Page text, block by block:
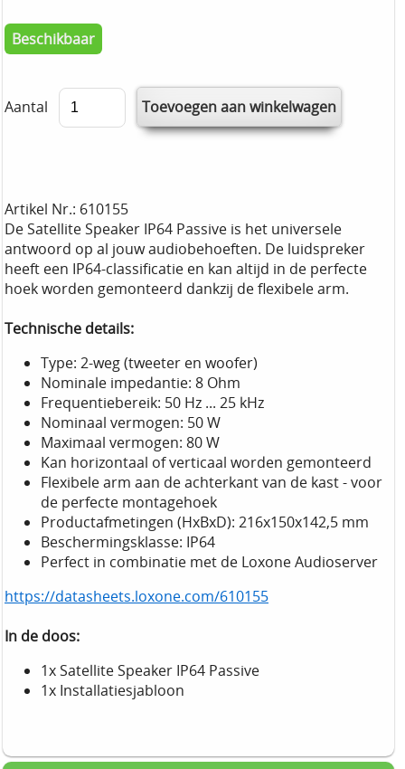
Beschikbaar
Aantal
Artikel Nr.: 610155
De Satellite Speaker IP64 Passive is het universele
antwoord op al jouw audiobehoeften. De luidspreker
heeft een IP64-classificatie en kan altijd in de perfecte
hoek worden gemonteerd dankzij de flexibele arm.
Technische details:
Type: 2-weg (tweeter en woofer)
Nominale impedantie: 8 Ohm
Frequentiebereik: 50 Hz ... 25 kHz
Nominaal vermogen: 50 W
Maximaal vermogen: 80 W
Kan horizontaal of verticaal worden gemonteerd
Flexibele arm aan de achterkant van de kast - voor
de perfecte montagehoek
Productafmetingen (HxBxD): 216x150x142,5 mm
Beschermingsklasse: IP64
Perfect in combinatie met de Loxone Audioserver
https://datasheets.loxone.com/610155
In de doos:
1x Satellite Speaker IP64 Passive
1x Installatiesjabloon